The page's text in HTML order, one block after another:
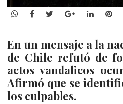
WhatsApp
Facebook
TwitterGoogle+LinkedIn
En un mensaje a la
de Chile refutó de
actos vandalicos
Afirmó que se
los culpables.